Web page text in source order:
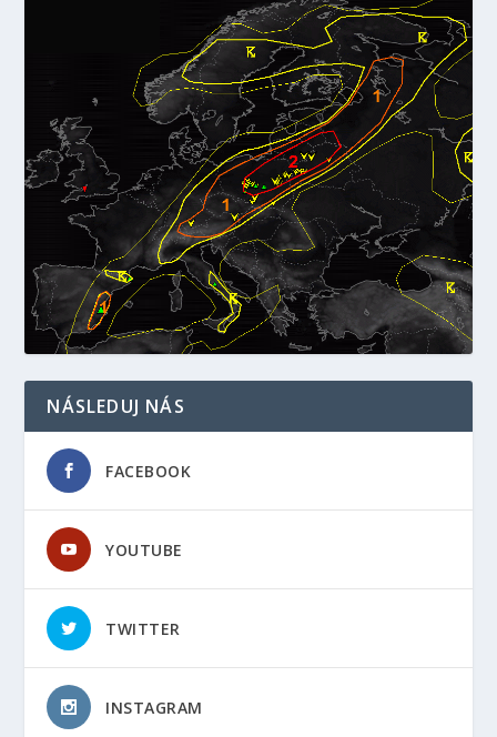
NÁSLEDUJ NÁS
FACEBOOK
YOUTUBE
TWITTER
INSTAGRAM